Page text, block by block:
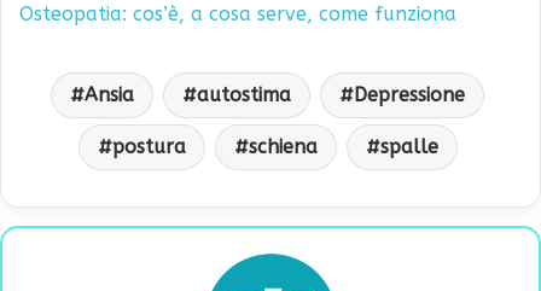
Osteopatia: cos’è, a cosa serve, come funziona
Ansia autostima Depressione
postura schiena spalle